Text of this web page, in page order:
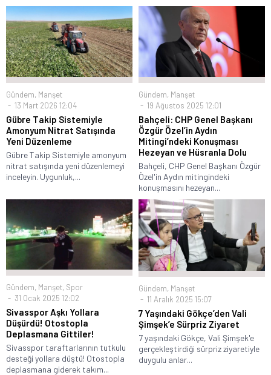
Gündem, Manşet
13 Mart 2026 12:04
Gübre Takip Sistemiyle
Amonyum Nitrat Satışında
Yeni Düzenleme
Gübre Takip Sistemiyle amonyum
nitrat satışında yeni düzenlemeyi
inceleyin. Uygunluk,...
Gündem, Manşet
19 Ağustos 2025 12:01
Bahçeli: CHP Genel Başkanı
Özgür Özel’in Aydın
Mitingi’ndeki Konuşması
Hezeyan ve Hüsranla Dolu
Bahçeli, CHP Genel Başkanı Özgür
Özel'in Aydın mitingindeki
konuşmasını hezeyan...
Gündem, Manşet, Spor
31 Ocak 2025 12:02
Sivasspor Aşkı Yollara
Düşürdü! Otostopla
Deplasmana Gittiler!
Sivasspor taraftarlarının tutkulu
desteği yollara düştü! Otostopla
deplasmana giderek takım...
Gündem, Manşet
11 Aralık 2025 15:07
7 Yaşındaki Gökçe’den Vali
Şimşek’e Sürpriz Ziyaret
7 yaşındaki Gökçe, Vali Şimşek'e
gerçekleştirdiği sürpriz ziyaretiyle
duygulu anlar...